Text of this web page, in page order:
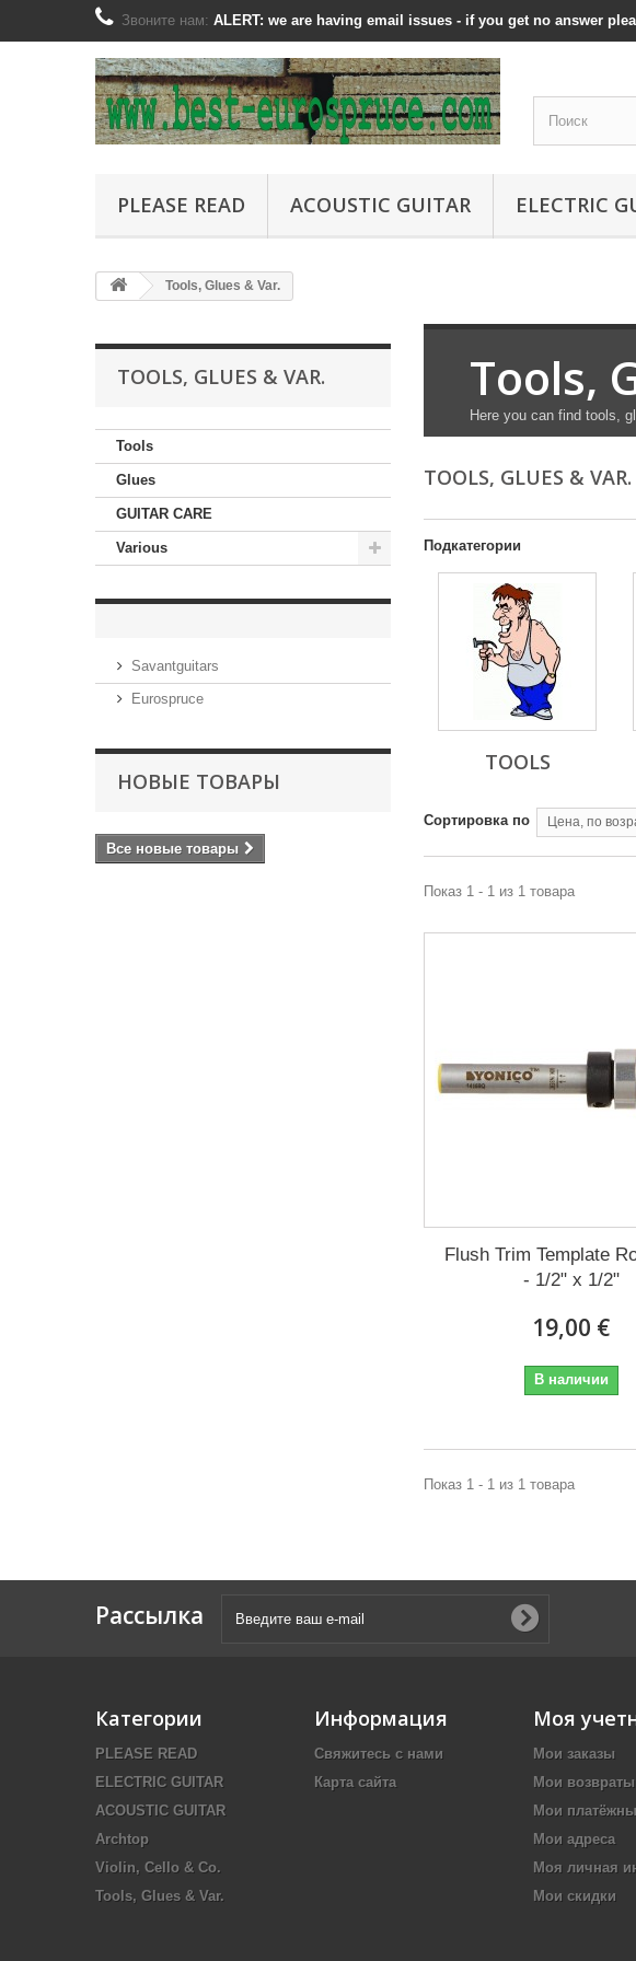
Звоните нам: ALERT: we are having email issues - if you get no answer
PLEASE READ ACOUSTIC GUITAR ELECTRIC
Tools, Glues & Var.
TOOLS, GLUES & VAR.
Tools
Glues
GUITAR CARE
Various
Savantguitars
Eurospruce
НОВЫЕ ТОВАРЫ
Все новые товары
Tools,
Here you can find tools,
TOOLS, GLUES & VAR.
Подкатегории
TOOLS
Сортировка по Цена, по
Показ 1 - 1 из 1 товара
Flush Trim Template
- 1/2" x 1/2"
19,00 €
В наличии
Показ 1 - 1 из 1 товара
Рассылка
Категории
PLEASE READ
ELECTRIC GUITAR
ACOUSTIC GUITAR
Archtop
Violin, Cello & Co.
Tools, Glues & Var.
Информация
Свяжитесь с нами
Карта сайта
Моя
Мои заказы
Мои возвраты
Мои
Мои адреса
Моя личная
Мои скидки